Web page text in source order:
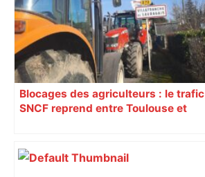
Blocages des agriculteurs : le trafic
SNCF reprend entre Toulouse et